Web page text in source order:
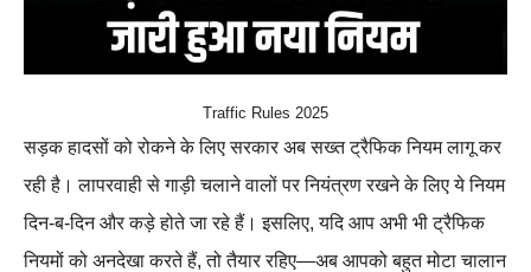
Traffic Rules 2025
सड़क हादसों को रोकने के लिए सरकार अब सख्त ट्रैफिक नियम लागू कर
रही है। लापरवाही से गाड़ी चलाने वालों पर नियंत्रण रखने के लिए ये नियम
दिन-ब-दिन और कड़े होते जा रहे हैं। इसलिए, यदि आप अभी भी ट्रैफिक
नियमों को अनदेखा करते हैं, तो तैयार रहिए—अब आपको बहुत मोटा चालान